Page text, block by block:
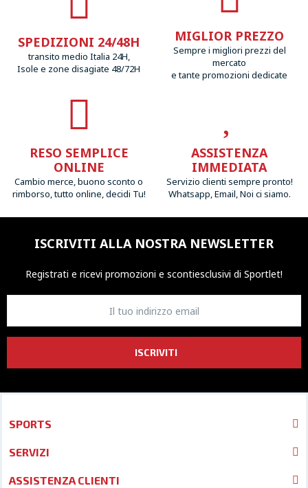
SPEDIZIONI 24/48H
transito medio Italia 24H,
Isole e zone disagiate 48/72H
MIGLIOR PREZZO
Sempre i migliori prezzi del
mercato
e tante promozioni dedicate
RESO SEMPLICE
ONLINE
Cambio merce, buono sconto o
rimborso, tutto online, decidi Tu!
ASSISTENZA
IMMEDIATA
Servizio clienti sempre pronto!
Whatsapp, Email, Noi ci siamo.
ISCRIVITI ALLA NOSTRA NEWSLETTER
Registrati e ricevi promozioni e scontiesclusivi di Sportlet!
ISCRIVITI
SPORTS
SERVIZI
ASSISTENZA CLIENTI